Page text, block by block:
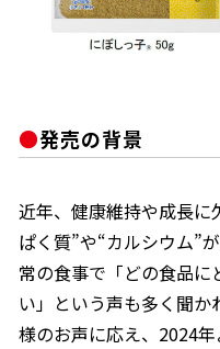
新鮮一番
かつおだしが決め手！
発売の背景
近年、健康維持や成長に
ぱく質”や“カルシウム”
常の食事で「どの食品に
い」という声も多く聞か
様のお声に応え、2024